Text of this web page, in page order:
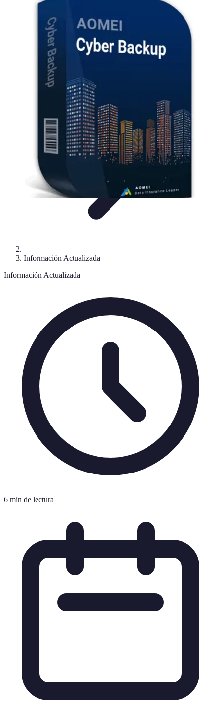
Herramientas Digitales
ActualizaciónFiltración y Evaluación Verificación de información
Información Actualizada
Información Actualizada
Información Actualizada
6 min de lectura